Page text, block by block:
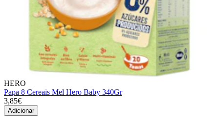
HERO
Papa 8 Cereais Mel Hero Baby 340Gr
3,85€
Adicionar